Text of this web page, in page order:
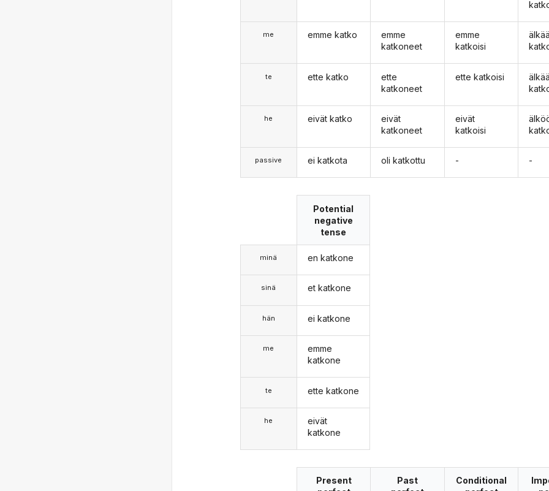
me
te
he
passive
emme katko
ette katko
eivät katko
ei katkota
emme
katkoneet
ette
katkoneet
eivät
katkoneet
oli katkottu
emme
katkoisi
ette katkoisi
eivät
katkoisi
-
älkää
-
minä
sinä
hän
me
te
he
Potential
negative
tense
en katkone
et katkone
ei katkone
emme
katkone
ette katkone
eivät
katkone
Present
Past
Conditional